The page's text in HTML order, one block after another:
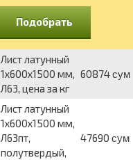
Подобрать
Лист латунный
1х600х1500 мм,
Л63, цена за кг
60874 сум
Лист латунный
1х600х1500 мм,
Л63пт,
полутвердый,
47690 сум